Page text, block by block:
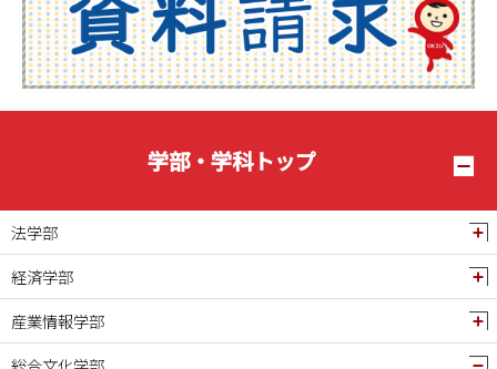
2025年06月
2025年05月
2025年04月
2025年03月
2024年11月
2024年10月
2024年09月
2024年08月
学部・学科トップ
法学部
経済学部
産業情報学部